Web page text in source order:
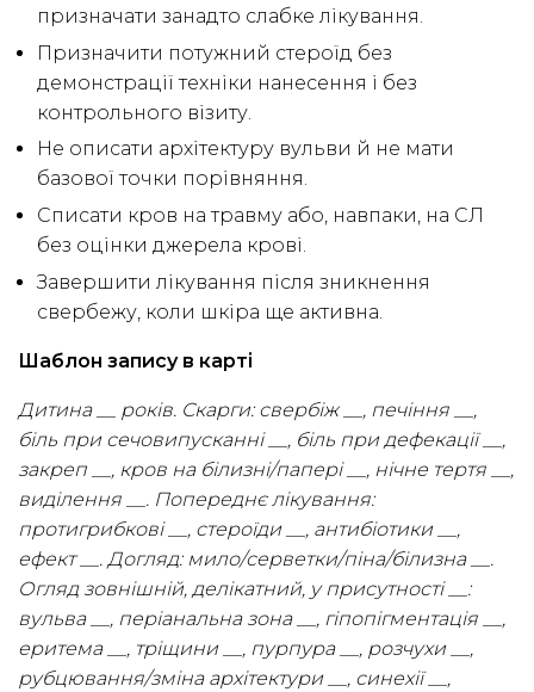
призначати занадто слабке лікування.
Призначити потужний стероїд без
демонстрації техніки нанесення і без
контрольного візиту.
Не описати архітектуру вульви й не мати
базової точки порівняння.
Списати кров на травму або, навпаки, на СЛ
без оцінки джерела крові.
Завершити лікування після зникнення
свербежу, коли шкіра ще активна.
Шаблон запису в карті
Дитина __ років. Скарги: свербіж __, печіння __,
біль при сечовипусканні __, біль при дефекації __,
закреп __, кров на білизні/папері __, нічне тертя __,
виділення __. Попереднє лікування:
протигрибкові __, стероїди __, антибіотики __,
ефект __. Догляд: мило/серветки/піна/білизна __.
Огляд зовнішній, делікатний, у присутності __:
вульва __, періанальна зона __, гіпопігментація __,
еритема __, тріщини __, пурпура __, розчухи __,
рубцювання/зміна архітектури __, синехії __,